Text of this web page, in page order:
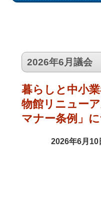
2026年6月議会
暮らしと中小
物館リニュー
マナー条例」
2026年6月